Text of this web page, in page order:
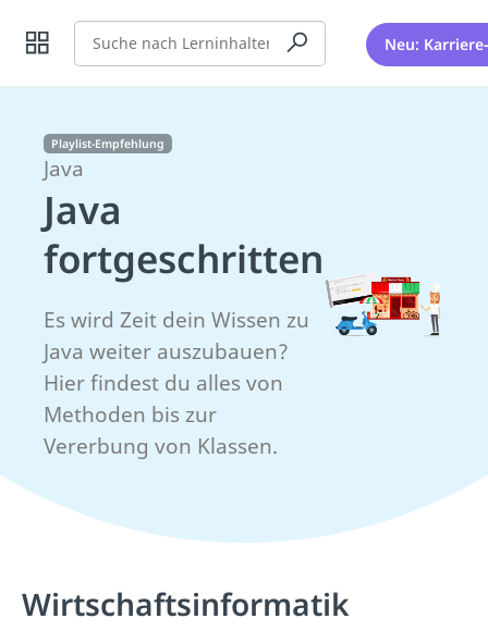
Suche Neu:
Playlist-Empfehlung
Java
Java
fortgeschritten
Es wird Zeit dein Wissen zu
Java weiter auszubauen?
Hier findest du alles von
Methoden bis zur
Vererbung von Klassen.
Wirtschafts­informatik